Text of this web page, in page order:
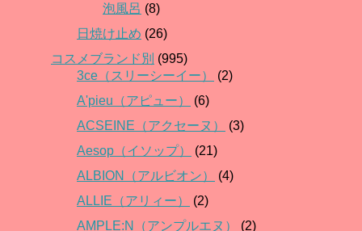
泡風呂 (8)
日焼け止め (26)
コスメブランド別 (995)
3ce（スリーシーイー）
(2)
A'pieu（アピュー）
(6)
ACSEINE（アクセーヌ）
(3)
Aesop（イソップ）
(21)
ALBION（アルビオン）
(4)
ALLIE（アリィー）
(2)
AMPLE:N（アンプルエヌ）
(2)